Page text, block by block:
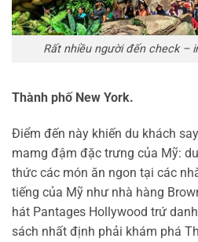
Rất nhiều người đến check –
Thành phố New York.
Điểm đến này khiến du khách
mamg đậm đặc trưng của Mỹ:
thức các món ăn ngon tại các
tiếng của Mỹ như nhà hàng
hát Pantages Hollywood trứ
sách nhất định phải khám phá